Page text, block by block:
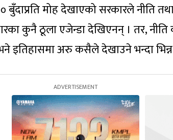
बुँदाप्रति मोह देखाएको सरकारले नीति
कुनै ठूला एजेन्डा देखिएनन् । तर, नीति
इतिहासमा अरु कसैले देखाउने भन्दा भिन्न